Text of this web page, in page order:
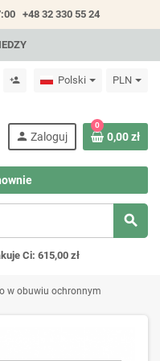
+48 32 330 55 24
person_add Polski PLN
search
person Zaloguj
0
0,00 zł
Ci: 615,00 zł
w obuwiu ochronnym